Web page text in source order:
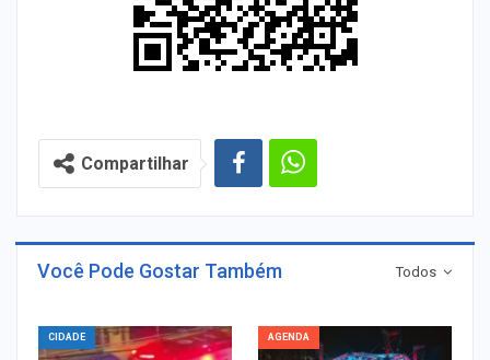
Compartilhar
Todos
Você Pode Gostar Também
CIDADE AGENDA